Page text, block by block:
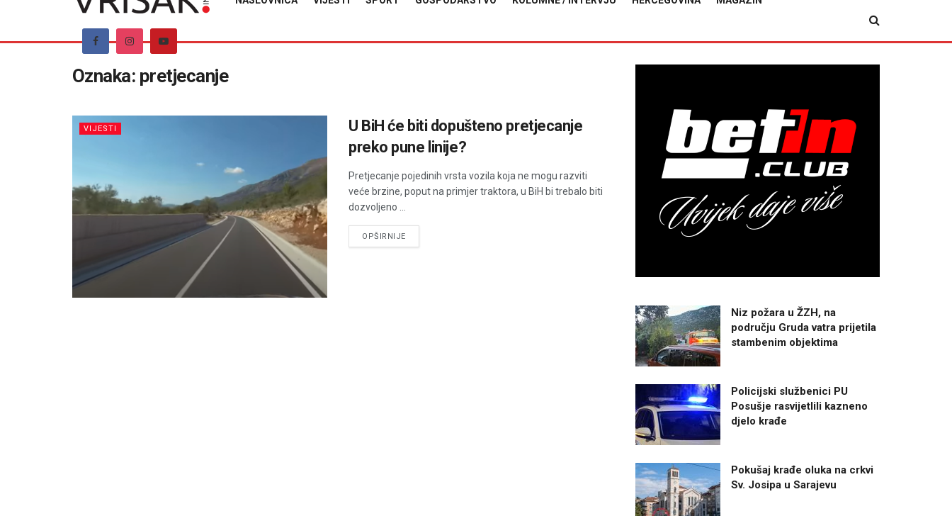
Oznaka: pretjecanje
VIJESTI
U BiH će biti dopušteno pretjecanje
preko pune linije?
Pretjecanje pojedinih vrsta vozila koja ne mogu razviti
veće brzine, poput na primjer traktora, u BiH bi trebalo biti
dozvoljeno ...
OPŠIRNIJEDETAILS
Niz požara u ŽZH, na
području Gruda vatra prijetila
stambenim objektima
Policijski službenici PU
Posušje rasvijetlili kazneno
djelo krađe
Pokušaj krađe oluka na crkvi
Sv. Josipa u Sarajevu